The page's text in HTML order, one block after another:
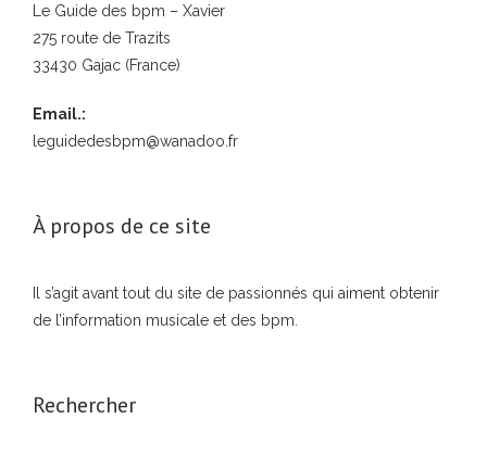
Le Guide des bpm – Xavier
275 route de Trazits
33430 Gajac (France)
Email.:
leguidedesbpm@wanadoo.fr
À propos de ce site
Il s’agit avant tout du site de passionnés qui aiment obtenir
de l’information musicale et des bpm.
Rechercher